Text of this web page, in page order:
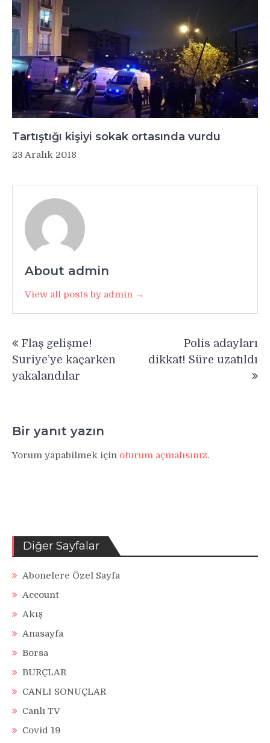
Tartıştığı kişiyi sokak ortasında vurdu
23 Aralık 2018
About admin
View all posts by admin →
gezinmesi
Flaş gelişme!
Suriye’ye kaçarken
yakalandılar
Polis adayları
dikkat! Süre uzatıldı
Bir yanıt yazın
Yorum yapabilmek için oturum açmalısınız.
Diğer Sayfalar
Abonelere Özel Sayfa
Account
Akış
Anasayfa
Borsa
BURÇLAR
CANLI SONUÇLAR
Canlı TV
Covid 19